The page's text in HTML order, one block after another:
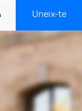
Uneix-te